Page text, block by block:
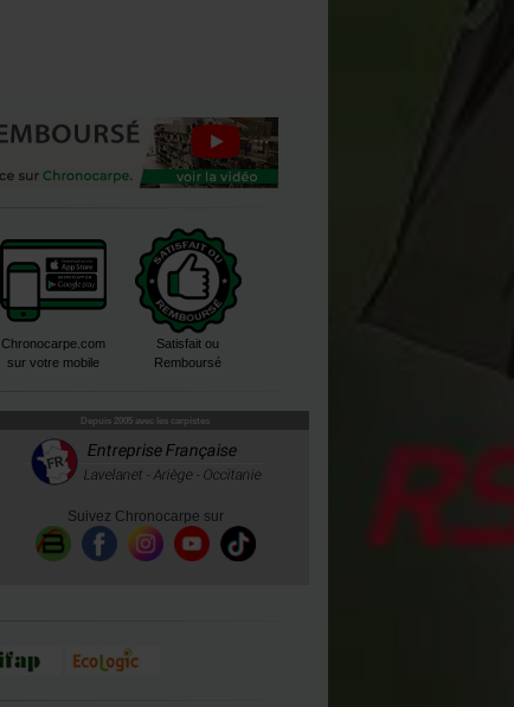
Chronocarpe.com
sur votre mobile
Satisfait ou
Remboursé
Depuis 2005 avec les carpistes
Suivez Chronocarpe sur